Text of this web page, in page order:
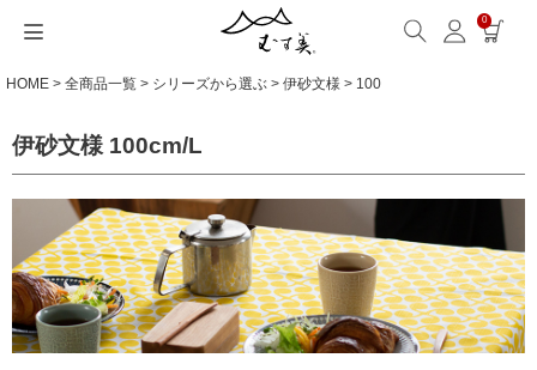
0
HOME 全商品一覧 シリーズから選ぶ 伊砂文様 100
伊砂文様 100cm/L
サイズから選ぶ
サイズ一覧
Sサイズ(約45～50cm)
Mサイズ(約68～70cm)
Lサイズ(約90～120cm)
ギフトシーンから選ぶ
ギフトシーン一覧
内祝い
婚礼・引出物
卒入学・就職祝い
シーンから選ぶ
シーン一覧
毎日使うもの
お買い物
旅行
素材から選ぶ
撥水加工
綿(コットン)
ポリエステル
リネン
シリーズ名から選ぶ
全てのシリーズ
アクアドロップ(撥水)
ミナ ペルホネン
ひめむすび(Adeline Klam)
ふくさ（念珠）・はんかち・書籍
ふくさ・念珠入れ
はんかち・手ぬぐい
ふろしき書籍
名入れ・ラッピング
名入れ・記念品
無料ラッピング
紙箱・木箱
発送・お問い合わせ
送料・お支払い方法
海外発送の方（English）
よくあるご質問
お問い合わせ
包み方・お手入れ
洗濯・お手入れ
包み方・使い方
ワークショップ案内
ブログ・特集
読みもの(ブログ)
キャンペーン情報
読みもの(ブログ)
読みもの一覧
一升餅におすすめ
ストール巻き方
洋服カバー
特集
特集一覧
ECOバッグ 100cm
ECOバッグ 70cm
OUTDOOR
むす美とは
About us
お取引をご希望の方